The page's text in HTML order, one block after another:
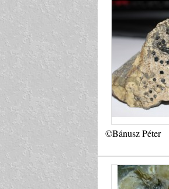
©Bánusz Péter